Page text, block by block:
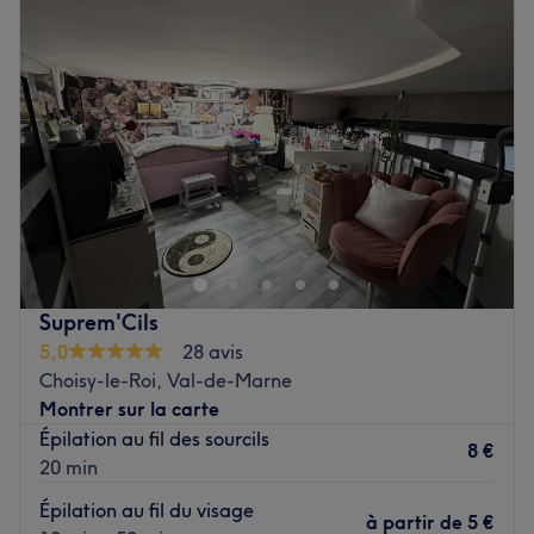
19:00
Vendredi
10:00–19:00
Samedi
10:00
Dimanche
Fermé
Installé à Choisy-le-Roi, venez découvrir le salon de
coiffure Shamelia Coiffure ! Vous profiterez d'un agréable
moment dans un lieu joliment décoré où vous vous
sentirez bien. Halima vous reçoit avec le sourire pour vous
proposer des prestations personnalisées tout en
répondant à vos besoins, afin de sublimer et mettre en
valeur votre chevelure.
Transport public le plus proche
Le salon est situé à six minutes à pied de l'arrêt de
tramway Verdun - Hoche.
Suprem'Cils
5,0
28 avis
Choisy-le-Roi, Val-de-Marne
Montrer sur la carte
Épilation au fil des sourcils
20 min
8 €
Épilation au fil du visage
à partir de 5 €